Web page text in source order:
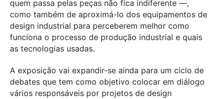
quem passa pelas peças não fica indiferente —,
como também de aproximá-lo dos equipamentos de
design industrial para perceberem melhor como
funciona o processo de produção industrial e quais
as tecnologias usadas.
A exposição vai expandir-se ainda para um ciclo de
debates que tem como objetivo colocar em diálogo
vários responsáveis por projetos de design